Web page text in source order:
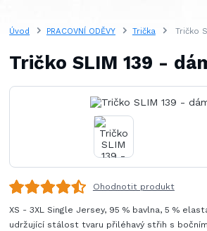
Úvod PRACOVNÍ ODĚVY Trička Tričko
Tričko SLIM 139 -
Ohodnotit produkt
XS - 3XL Single Jersey, 95 % bavlna, 5 %
udržující stálost tvaru přiléhavý střih s